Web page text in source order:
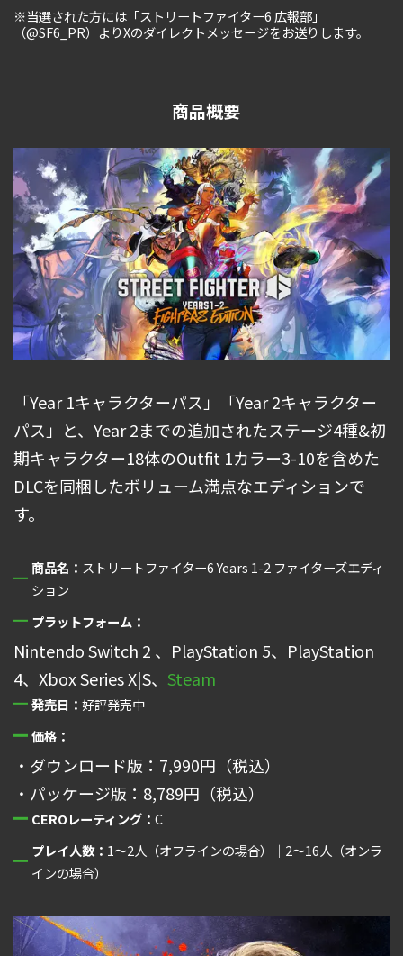
※当選された方には「ストリートファイター6 広報部」
（@SF6_PR）よりXのダイレクトメッセージをお送りします。
商品概要
「Year 1キャラクターパス」「Year 2キャラクター
パス」と、Year 2までの追加されたステージ4種&初
期キャラクター18体のOutfit 1カラー3-10を含めた
DLCを同梱したボリューム満点なエディションで
す。
商品名： ストリートファイター6 Years 1-2 ファイターズエディ
ション
プラットフォーム：
Nintendo Switch 2 、PlayStation 5、PlayStation
4、Xbox Series X|S、 Steam
発売日： 好評発売中
価格：
・ダウンロード版：7,990円（税込）
・パッケージ版：8,789円（税込）
CEROレーティング： C
プレイ人数： 1～2人（オフラインの場合）｜2～16人（オンラ
インの場合）